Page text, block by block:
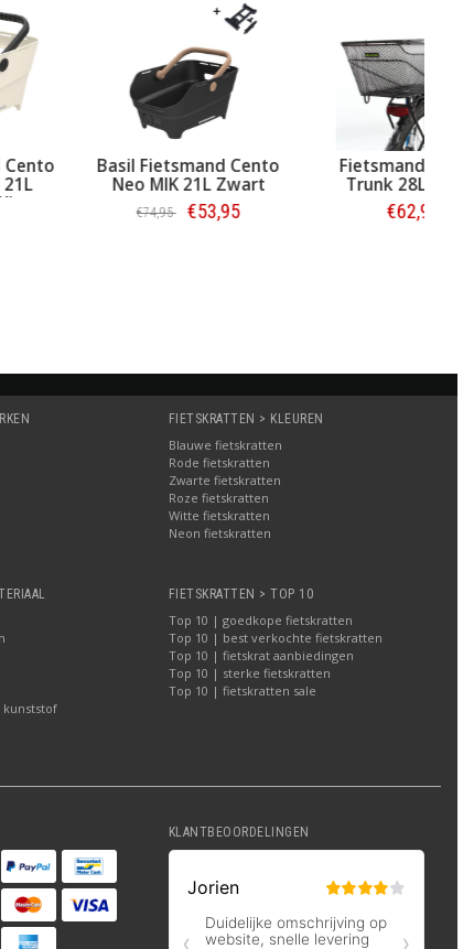
Fietsmand Cento
Neo Multi NX 21L
Gebroken Wit
Basil Fietsmand Cento
Neo MIK 21L Zwart
FIETSKRATTEN > KLEUREN
Blauwe fietskratten
Rode fietskratten
Zwarte fietskratten
Roze fietskratten
Witte fietskratten
Neon fietskratten
kunststof
FIETSKRATTEN > TOP 10
Top 10 | goedkope fietskratten
Top 10 | best verkochte fietskratten
Top 10 | fietskrat aanbiedingen
Top 10 | sterke fietskratten
Top 10 | fietskratten sale
KLANTBEOORDELINGEN